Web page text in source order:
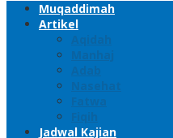
Muqaddimah
Artikel
Aqidah
Manhaj
Adab
Nasehat
Fatwa
Fiqih
Jadwal Kajian